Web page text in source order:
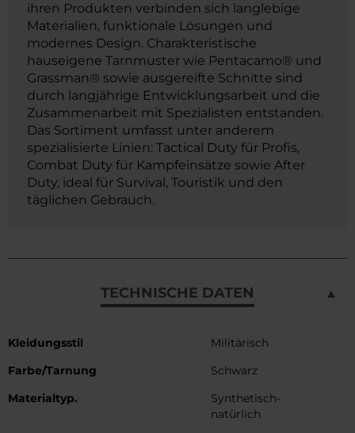
ihren Produkten verbinden sich langlebige
Materialien, funktionale Lösungen und
modernes Design. Charakteristische
hauseigene Tarnmuster wie Pentacamo® und
Grassman® sowie ausgereifte Schnitte sind
durch langjährige Entwicklungsarbeit und die
Zusammenarbeit mit Spezialisten entstanden.
Das Sortiment umfasst unter anderem
spezialisierte Linien: Tactical Duty für Profis,
Combat Duty für Kampfeinsätze sowie After
Duty, ideal für Survival, Touristik und den
täglichen Gebrauch.
TECHNISCHE DATEN
Weitere
Kleidungsstil
Militärisch
Farbe/Tarnung
Schwarz
Materialtyp.
Synthetisch-
natürlich